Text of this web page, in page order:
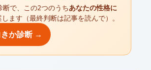
断で、この2つのうちあなたの性格に
ます（最終判断は記事を読んで）。
か診断 →